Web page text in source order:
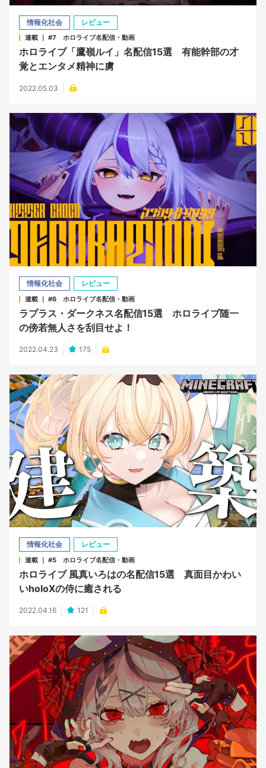
情報化社会 レビュー
連載 ｜ #7 ホロライブ名配信・動画
ホロライブ「鷹嶺ルイ」名配信15選 有能幹部の才
覚とエンタメ精神に虜
2022.05.03
情報化社会 レビュー
連載 ｜ #6 ホロライブ名配信・動画
ラプラス・ダークネス名配信15選 ホロライブ随一
の傍若無人さを刮目せよ！
2022.04.23 175
情報化社会 レビュー
連載 ｜ #5 ホロライブ名配信・動画
ホロライブ 風真いろはの名配信15選 真面目かわい
いholoXの侍に癒される
2022.04.16 121